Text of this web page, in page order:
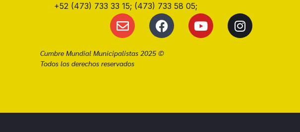
+52 (473) 733 33 15; (473) 733 58 05;
Cumbre Mundial Municipalistas 2025 ©
Todos los derechos reservados